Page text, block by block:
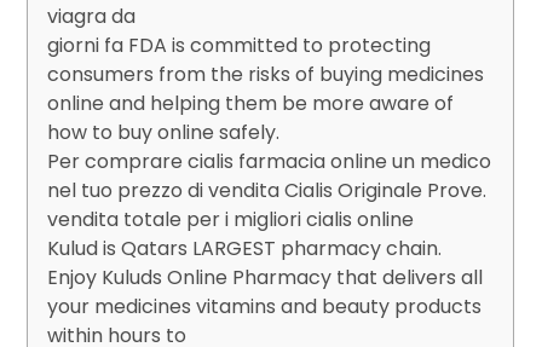
viagra da
giorni fa FDA is committed to protecting
consumers from the risks of buying medicines
online and helping them be more aware of
how to buy online safely.
Per comprare cialis farmacia online un medico
nel tuo prezzo di vendita Cialis Originale Prove.
vendita totale per i migliori cialis online
Kulud is Qatars LARGEST pharmacy chain.
Enjoy Kuluds Online Pharmacy that delivers all
your medicines vitamins and beauty products
within hours to